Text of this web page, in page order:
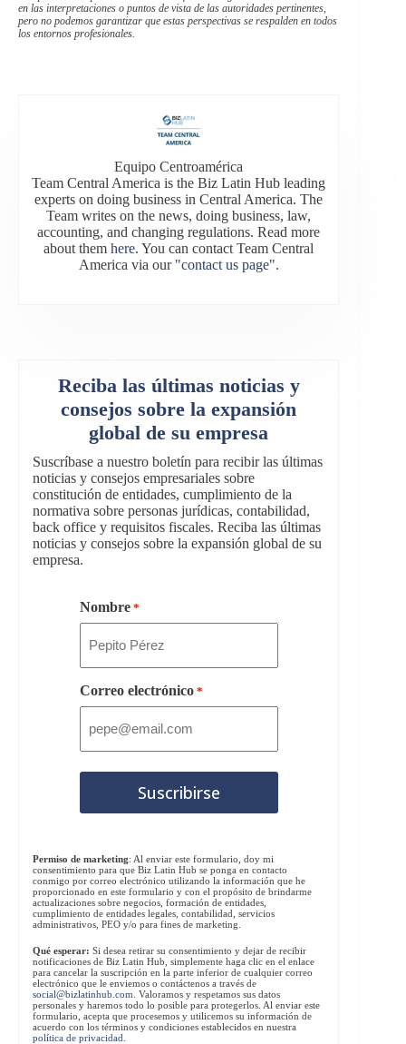
en las interpretaciones o puntos de vista de las autoridades pertinentes,
pero no podemos garantizar que estas perspectivas se respalden en todos
los entornos profesionales.
Equipo Centroamérica
Team Central America is the Biz Latin Hub leading
experts on doing business in Central America. The
Team writes on the news, doing business, law,
accounting, and changing regulations. Read more
about themhere. You can contact Team Central
America via our "contact us page".
Reciba las últimas noticias y
consejos sobre la expansión
global de su empresa
Suscríbase a nuestro boletín para recibir las últimas
noticias y consejos empresariales sobre
constitución de entidades, cumplimiento de la
normativa sobre personas jurídicas, contabilidad,
back office y requisitos fiscales. Reciba las últimas
noticias y consejos sobre la expansión global de su
empresa.
Nombre *
Correo electrónico *
Permiso de marketing: Al enviar este formulario, doy mi
consentimiento para que Biz Latin Hub se ponga en contacto
conmigo por correo electrónico utilizando la información que he
proporcionado en este formulario y con el propósito de brindarme
actualizaciones sobre negocios, formación de entidades,
cumplimiento de entidades legales, contabilidad, servicios
administrativos, PEO y/o para fines de marketing.
Qué esperar: Si desea retirar su consentimiento y dejar de recibir
notificaciones de Biz Latin Hub, simplemente haga clic en el enlace
para cancelar la suscripción en la parte inferior de cualquier correo
electrónico que le enviemos o contáctenos a través de
social@bizlatinhub.com . Valoramos y respetamos sus datos
personales y haremos todo lo posible para protegerlos. Al enviar este
formulario, acepta que procesemos y utilicemos su información de
acuerdo con los términos y condiciones establecidos en nuestra
política de privacidad